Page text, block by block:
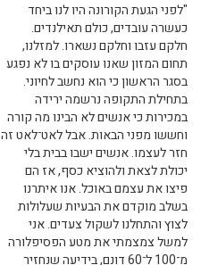
"לפני הגעת הקורונה היו לנו ביחד
כעשרה עובדים, כולם תאילנדים.
חלקם עזבו וחלקם נשארו. למזלנו,
תחום המזון שאנו עוסקים בו לא נפגע
בסגר הראשון כי הוא נחשב לחיוני.
בתחילת התקופה נרשמה ירידה
במכירות כי אנשים לא הבינו מה קורה
וחששו מפני הבאות. אבל לאט־לאט זה
חזר לעצמו. אנשים ישבו בבית בלי
יכולת לצאת ולהוציא כסף, אז הם
פיצו את עצמם באוכל. אנו איתרנו
בשלב מוקדם את הבעיות שעלולות
לצוץ והתחלנו לשקול צעדים. אני
למשל צמצמתי את מטע הפסיפלורה
מ־100 ל־60 דונם, בידיעה שנחזיר